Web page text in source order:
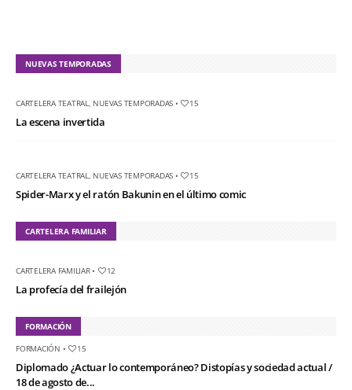
NUEVAS TEMPORADAS
CARTELERA TEATRAL NUEVAS TEMPORADAS • 15
La escena invertida
CARTELERA TEATRAL NUEVAS TEMPORADAS • 15
Spider-Marx y el ratón Bakunin en el último comic
CARTELERA FAMILIAR
CARTELERA FAMILIAR• 12
La profecía del frailejón
FORMACIÓN
FORMACIÓN • 15
Diplomado ¿Actuar lo contemporáneo? Distopías y sociedad actual /
18 de agosto de...